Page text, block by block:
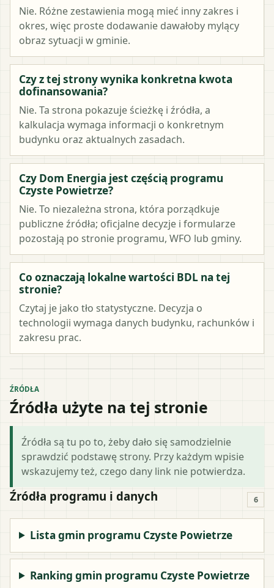
Nie. Różne zestawienia mogą mieć inny zakres i
okres, więc proste dodawanie dawałoby mylący
obraz sytuacji w gminie.
Czy z tej strony wynika konkretna kwota
dofinansowania?
Nie. Ta strona pokazuje ścieżkę i źródła, a
kalkulacja wymaga informacji o konkretnym
budynku oraz aktualnych zasadach.
Czy Dom Energia jest częścią programu
Czyste Powietrze?
Nie. To niezależna strona, która porządkuje
publiczne źródła; oficjalne decyzje i formularze
pozostają po stronie programu, WFO lub gminy.
Co oznaczają lokalne wartości BDL na tej
stronie?
Czytaj je jako tło statystyczne. Decyzja o
technologii wymaga danych budynku, rachunków i
zakresu prac.
ŹRÓDŁA
Źródła użyte na tej stronie
Źródła są tu po to, żeby dało się samodzielnie
sprawdzić podstawę strony. Przy każdym wpisie
wskazujemy też, czego dany link nie potwierdza.
Źródła programu i danych 6
Lista gmin programu Czyste Powietrze
Ranking gmin programu Czyste Powietrze